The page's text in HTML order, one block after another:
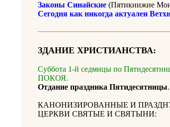
Законы Синайские (Пятикнижие
Сегодня как никогда актуален
ЗДАНИЕ ХРИСТИАНСТВА:
Суббота 1-й седмицы по
ПОКОЯ.
Отдание праздника Пятидесятницы.
КАНОНИЗИРОВАННЫЕ И
ЦЕРКВИ СВЯТЫЕ И СВЯТЫНИ: